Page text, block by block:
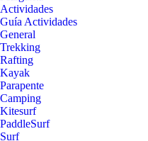
Actividades
Guía Actividades
General
Trekking
Rafting
Kayak
Parapente
Camping
Kitesurf
PaddleSurf
Surf